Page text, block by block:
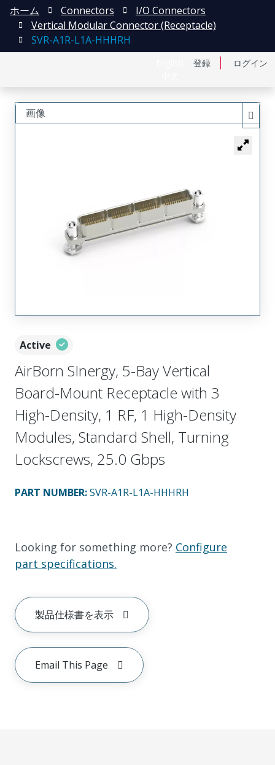
登録 ログイン
ホーム Connectors
I/O Connectors
Vertical Modular Connector (Receptacle)
SVR-A1R-L1A-HHHRH
Active
AirBorn SInergy, 5-Bay Vertical
Board-Mount Receptacle with 3
High-Density, 1 RF, 1 High-Density
Modules, Standard Shell, Turning
Lockscrews, 25.0 Gbps
PART NUMBER:SVR-A1R-L1A-HHHRH
Looking for something more? Configure
part specifications.
製品仕様書を表示
Email This Page
画像